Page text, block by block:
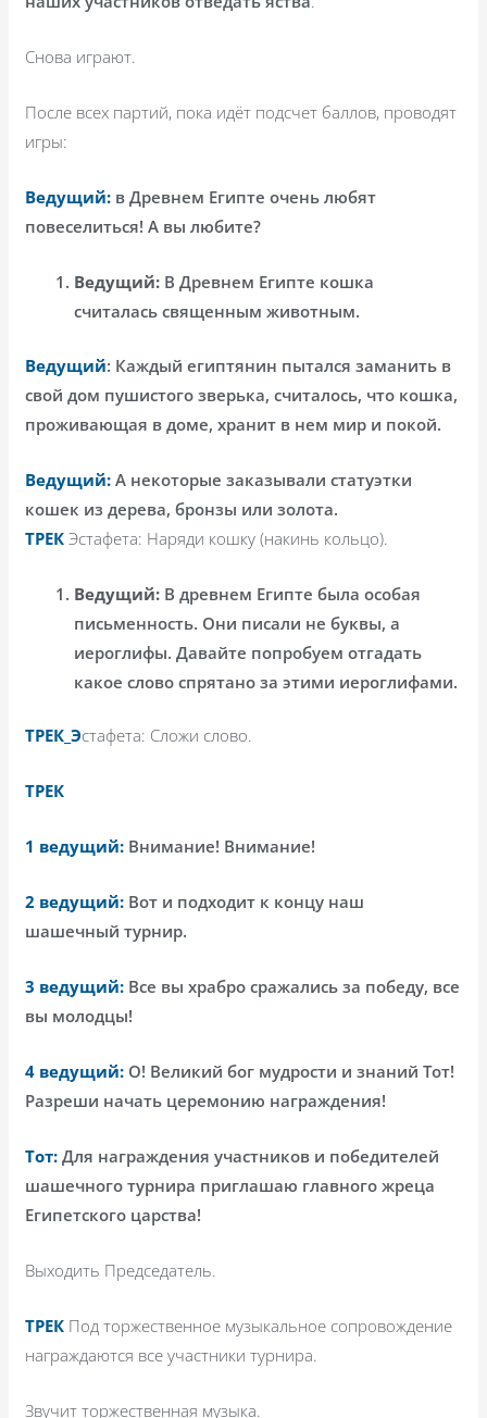
Снова играют.
После всех партий, пока идёт подсчет баллов, проводят
игры:
Ведущий: в Древнем Египте очень любят
повеселиться! А вы любите?
Ведущий: В Древнем Египте кошка
считалась священным животным.
Ведущий: Каждый египтянин пытался заманить в
свой дом пушистого зверька, считалось, что кошка,
проживающая в доме, хранит в нем мир и покой.
Ведущий: А некоторые заказывали статуэтки
кошек из дерева, бронзы или золота.
ТРЕКЭстафета: Наряди кошку (накинь кольцо).
Ведущий: В древнем Египте была особая
письменность. Они писали не буквы, а
иероглифы. Давайте попробуем отгадать
какое слово спрятано за этими иероглифами.
ТРЕК_Эстафета: Сложи слово.
ТРЕК
1 ведущий: Внимание! Внимание!
2 ведущий: Вот и подходит к концу наш
шашечный турнир.
3 ведущий: Все вы храбро сражались за победу, все
вы молодцы!
4 ведущий: О! Великий бог мудрости и знаний Тот!
Разреши начать церемонию награждения!
Тот: Для награждения участников и победителей
шашечного турнира приглашаю главного жреца
Египетского царства!
Выходить Председатель.
ТРЕК Под торжественное музыкальное сопровождение
награждаются все участники турнира.
Звучит торжественная музыка.